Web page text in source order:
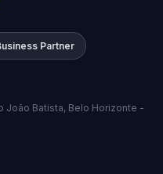
Partner
João Batista, Belo Horizonte -